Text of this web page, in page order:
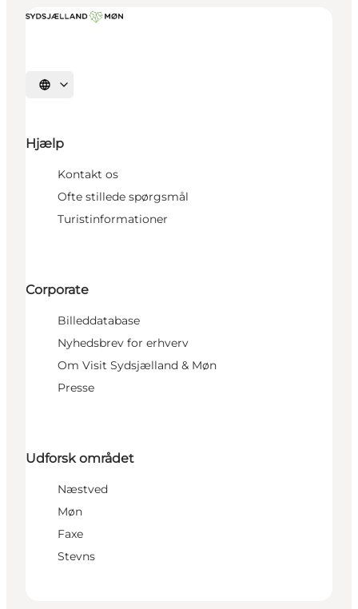
Vælg sprog
Hjælp
Kontakt os
Ofte stillede spørgsmål
Turistinformationer
Corporate
Billeddatabase
Nyhedsbrev for erhverv
Om Visit Sydsjælland & Møn
Presse
Udforsk området
Næstved
Møn
Faxe
Stevns